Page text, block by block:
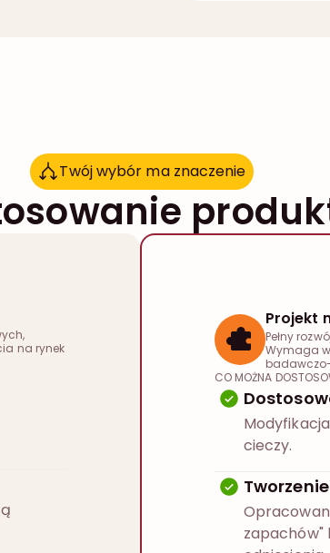
Twój wybór ma znaczenie
Twójwybór ma znaczenie
na rynek
Projekt
Pełny
Wymaga
CO MOŻNA
cieczy.
zapachów"